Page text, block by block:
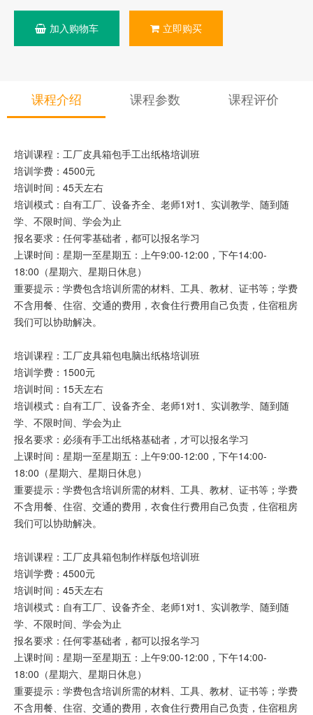
加入购物车 立即购买
课程介绍 课程参数 课程评价
培训课程：工厂皮具箱包手工出纸格培训班
培训学费：4500元
培训时间：45天左右
培训模式：自有工厂、设备齐全、老师1对1、实训教学、随到随
学、不限时间、学会为止
报名要求：任何零基础者，都可以报名学习
上课时间：星期一至星期五：上午9:00-12:00，下午14:00-
18:00（星期六、星期日休息）
重要提示：学费包含培训所需的材料、工具、教材、证书等；学费
不含用餐、住宿、交通的费用，衣食住行费用自己负责，住宿租房
我们可以协助解决。
培训课程：工厂皮具箱包电脑出纸格培训班
培训学费：1500元
培训时间：15天左右
培训模式：自有工厂、设备齐全、老师1对1、实训教学、随到随
学、不限时间、学会为止
报名要求：必须有手工出纸格基础者，才可以报名学习
上课时间：星期一至星期五：上午9:00-12:00，下午14:00-
18:00（星期六、星期日休息）
重要提示：学费包含培训所需的材料、工具、教材、证书等；学费
不含用餐、住宿、交通的费用，衣食住行费用自己负责，住宿租房
我们可以协助解决。
培训课程：工厂皮具箱包制作样版包培训班
培训学费：4500元
培训时间：45天左右
培训模式：自有工厂、设备齐全、老师1对1、实训教学、随到随
学、不限时间、学会为止
报名要求：任何零基础者，都可以报名学习
上课时间：星期一至星期五：上午9:00-12:00，下午14:00-
18:00（星期六、星期日休息）
重要提示：学费包含培训所需的材料、工具、教材、证书等；学费
不含用餐、住宿、交通的费用，衣食住行费用自己负责，住宿租房